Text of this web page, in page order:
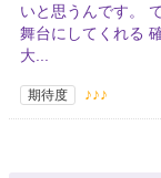
いと思うんです。
舞台にしてくれる
大...
期待度 ♪♪♪